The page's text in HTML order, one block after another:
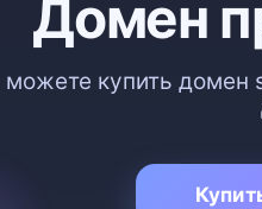
Домен
купить домен